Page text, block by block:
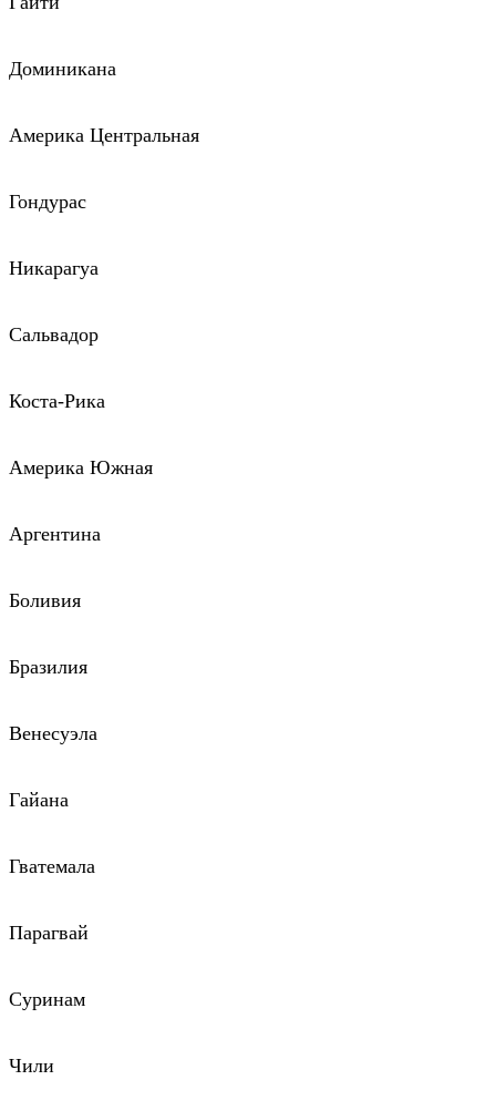
Доминикана
Америка Центральная
Гондурас
Никарагуа
Сальвадор
Коста-Рика
Америка Южная
Аргентина
Боливия
Бразилия
Венесуэла
Гайана
Гватемала
Парагвай
Суринам
Чили